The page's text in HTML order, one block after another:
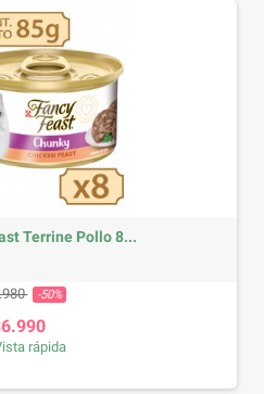
Terrine Pollo 8...
base
-50% Precio
rápida